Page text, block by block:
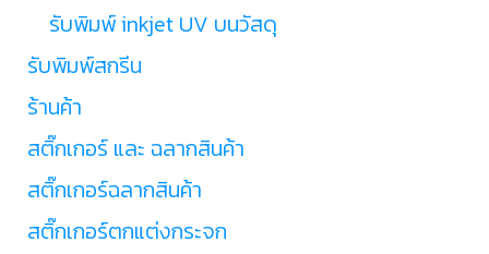
รับพิมพ์ inkjet UV บนวัสดุ
รับพิมพ์สกรีน
ร้านค้า
สติ๊กเกอร์ และ ฉลากสินค้า
สติ๊กเกอร์ฉลากสินค้า
สติ๊กเกอร์ตกแต่งกระจก